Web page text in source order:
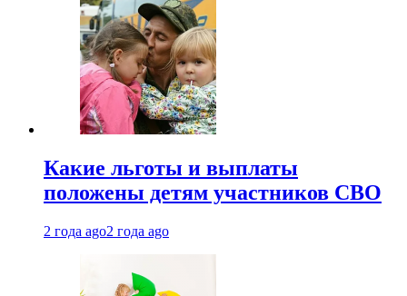
Какие льготы и выплаты
положены детям участников СВО
2 года ago2 года ago